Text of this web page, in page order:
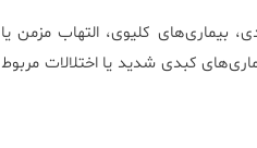
بیماری‌های کلیوی، التهاب مزمن یا
کبدی شدید یا اختلالات مربوط